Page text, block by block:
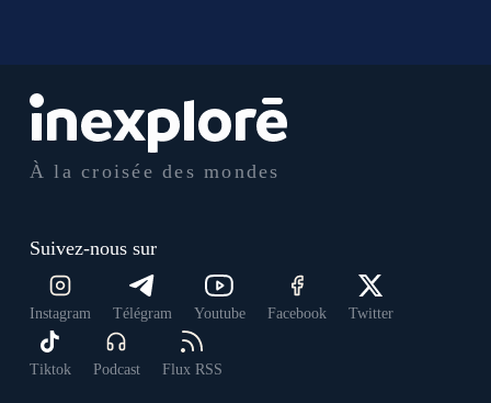
À la croisée des mondes
Suivez-nous sur
Instagram Télégram Youtube Facebook Twitter
Tiktok Podcast Flux RSS